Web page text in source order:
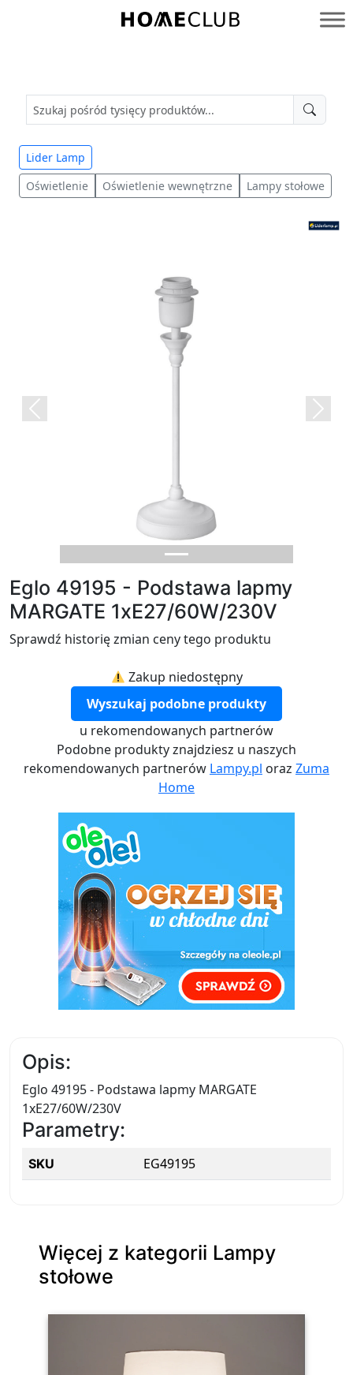
Homeclub
Lider Lamp
Oświetlenie
Oświetlenie wewnętrzne Lampy stołowe
Previous Next
Eglo 49195 - Podstawa lapmy
MARGATE 1xE27/60W/230V
Sprawdź historię zmian ceny tego produktu
Zakup niedostępny
Wyszukaj podobne produkty
u rekomendowanych partnerów
Podobne produkty znajdziesz u naszych
rekomendowanych partnerów Lampy.pl oraz Zuma
Home
Opis:
Eglo 49195 - Podstawa lapmy MARGATE
1xE27/60W/230V
Parametry:
SKU EG49195
Więcej z kategorii Lampy
stołowe